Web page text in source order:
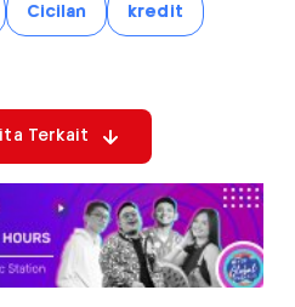
Cicilan kredit
Terkait